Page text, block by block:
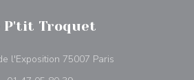
P'tit Troquet
l'Exposition 75007 Paris((otevře se v